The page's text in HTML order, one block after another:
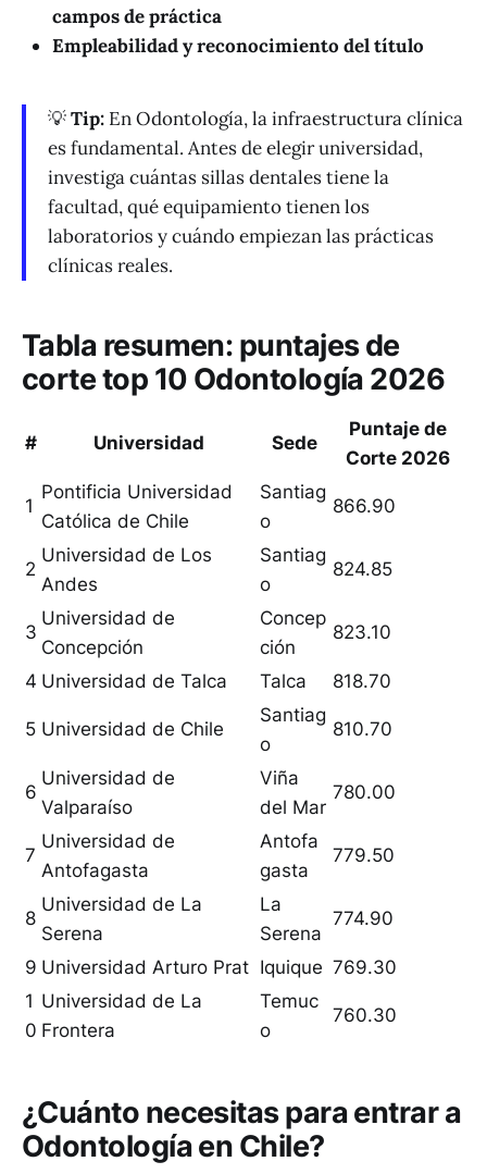
campos de práctica
Empleabilidad y reconocimiento del título
💡Tip: En Odontología, la infraestructura clínica
es fundamental. Antes de elegir universidad,
investiga cuántas sillas dentales tiene la
facultad, qué equipamiento tienen los
laboratorios y cuándo empiezan las prácticas
clínicas reales.
Tabla resumen: puntajes de
corte top 10 Odontología 2026
# Universidad Sede
Puntaje de
Corte 2026
1
Pontificia Universidad
Católica de Chile
Santiag
o
866.90
2
Universidad de Los
Andes
Santiag
o
824.85
3
Universidad de
Concepción
Concep
ción
823.10
4 Universidad de Talca Talca 818.70
5 Universidad de Chile
Santiag
o
810.70
6
Universidad de
Valparaíso
Viña
del Mar
780.00
7
Universidad de
Antofagasta
Antofa
gasta
779.50
8
Universidad de La
Serena
La
Serena
774.90
9 Universidad Arturo Prat Iquique 769.30
1
0
Universidad de La
Frontera
Temuc
o
760.30
¿Cuánto necesitas para entrar a
Odontología en Chile?